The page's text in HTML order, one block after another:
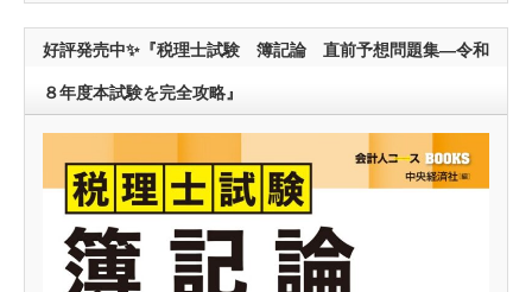
好評発売中✨『税理士試験 簿記論 直前予想問題集―令和
８年度本試験を完全攻略』